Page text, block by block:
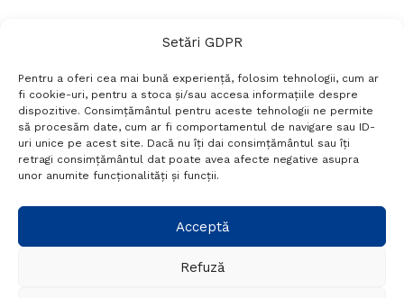
Setări GDPR
Pentru a oferi cea mai bună experiență, folosim tehnologii, cum ar
fi cookie-uri, pentru a stoca și/sau accesa informațiile despre
dispozitive. Consimțământul pentru aceste tehnologii ne permite
să procesăm date, cum ar fi comportamentul de navigare sau ID-
uri unice pe acest site. Dacă nu îți dai consimțământul sau îți
retragi consimțământul dat poate avea afecte negative asupra
unor anumite funcționalități și funcții.
Acceptă
Refuză
Termeni si conditii
Politică de confidențialitate
Politica cookies
Setări GDPR
+40 788 760 194